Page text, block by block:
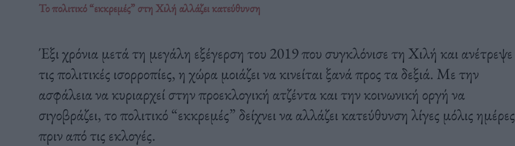
Το πολιτικό “εκκρεμές” στη Χιλή αλλάζει κατεύθυνση
Έξι χρόνια μετά τη μεγάλη εξέγερση του 2019 που συγκλόνισε τη Χιλή και ανέτρεψε
τις πολιτικές ισορροπίες, η χώρα μοιάζει να κινείται ξανά προς τα δεξιά. Με την
ασφάλεια να κυριαρχεί στην προεκλογική ατζέντα και την κοινωνική οργή να
σιγοβράζει, το πολιτικό “εκκρεμές” δείχνει να αλλάζει κατεύθυνση λίγες μόλις ημέρες
πριν από τις εκλογές.